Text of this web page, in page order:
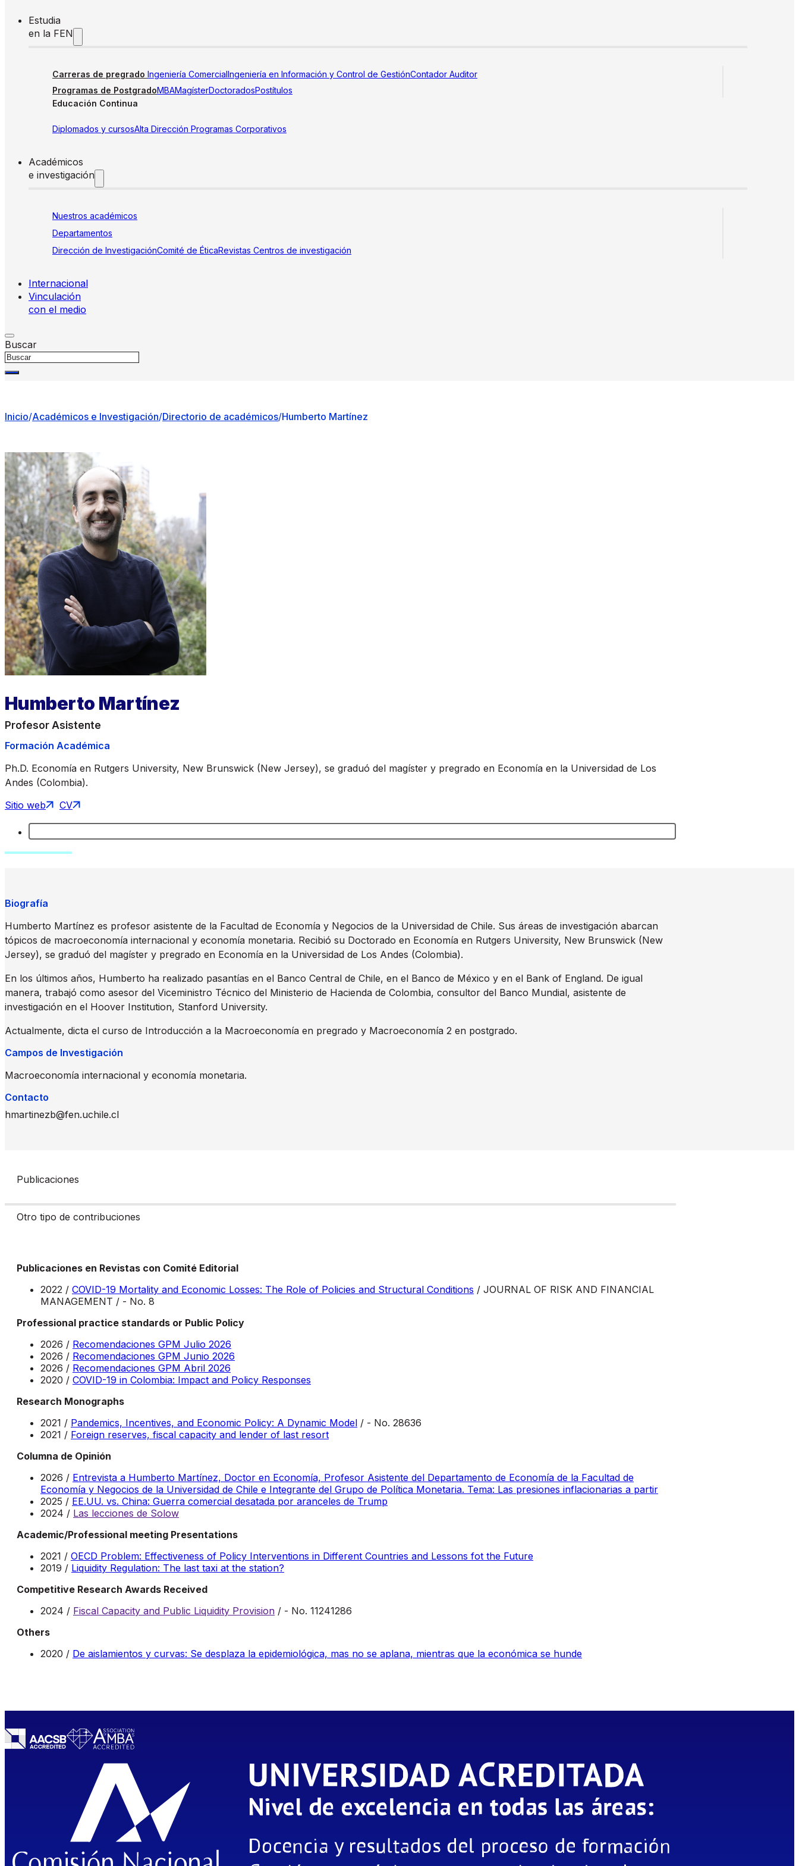
Estudia
en la FEN
Carreras de pregrado Ingeniería ComercialIngeniería en Información y Control de GestiónContador Auditor
Programas de PostgradoMBAMagísterDoctoradosPostítulos
Educación Continua
Diplomados y cursosAlta Dirección Programas Corporativos
Académicos
e investigación
Nuestros académicos
Departamentos
Dirección de InvestigaciónComité de ÉticaRevistas Centros de investigación
Internacional
Vinculación
con el medio
Buscar
Inicio/Académicos e Investigación/Directorio de académicos/Humberto Martínez
Humberto Martínez
Profesor Asistente
Formación Académica
Ph.D. Economía en Rutgers University, New Brunswick (New Jersey), se graduó del magíster y pregrado en Economía en la Universidad de Los
Andes (Colombia).
Sitio web
CV
Biografía
Humberto Martínez es profesor asistente de la Facultad de Economía y Negocios de la Universidad de Chile. Sus áreas de investigación abarcan
tópicos de macroeconomía internacional y economía monetaria. Recibió su Doctorado en Economía en Rutgers University, New Brunswick (New
Jersey), se graduó del magíster y pregrado en Economía en la Universidad de Los Andes (Colombia).
En los últimos años, Humberto ha realizado pasantías en el Banco Central de Chile, en el Banco de México y en el Bank of England. De igual
manera, trabajó como asesor del Viceministro Técnico del Ministerio de Hacienda de Colombia, consultor del Banco Mundial, asistente de
investigación en el Hoover Institution, Stanford University.
Actualmente, dicta el curso de Introducción a la Macroeconomía en pregrado y Macroeconomía 2 en postgrado.
Campos de Investigación
Macroeconomía internacional y economía monetaria.
Contacto
hmartinezb@fen.uchile.cl
Publicaciones
Otro tipo de contribuciones
Publicaciones en Revistas con Comité Editorial
2022 / COVID-19 Mortality and Economic Losses: The Role of Policies and Structural Conditions / JOURNAL OF RISK AND FINANCIAL
MANAGEMENT / - No. 8
Professional practice standards or Public Policy
2026 / Recomendaciones GPM Julio 2026
2026 / Recomendaciones GPM Junio 2026
2026 / Recomendaciones GPM Abril 2026
2020 / COVID-19 in Colombia: Impact and Policy Responses
Research Monographs
2021 / Pandemics, Incentives, and Economic Policy: A Dynamic Model / - No. 28636
2021 / Foreign reserves, fiscal capacity and lender of last resort
Columna de Opinión
2026 / Entrevista a Humberto Martínez, Doctor en Economía, Profesor Asistente del Departamento de Economía de la Facultad de
Economía y Negocios de la Universidad de Chile e Integrante del Grupo de Política Monetaria. Tema: Las presiones inflacionarias a partir
2025 / EE.UU. vs. China: Guerra comercial desatada por aranceles de Trump
2024 / Las lecciones de Solow
Academic/Professional meeting Presentations
2021 / OECD Problem: Effectiveness of Policy Interventions in Different Countries and Lessons fot the Future
2019 / Liquidity Regulation: The last taxi at the station?
Competitive Research Awards Received
2024 / Fiscal Capacity and Public Liquidity Provision / - No. 11241286
Others
2020 / De aislamientos y curvas: Se desplaza la epidemiológica, mas no se aplana, mientras que la económica se hunde